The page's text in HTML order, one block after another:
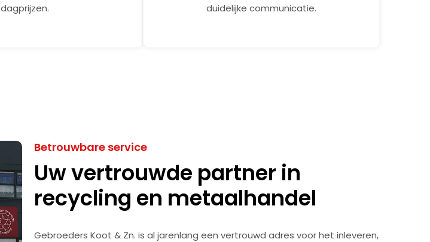
dagprijzen.
duidelijke communicatie.
Betrouwbare service
Uw vertrouwde partner in
recycling en metaalhandel
Gebroeders Koot & Zn. is al jarenlang een vertrouwd adres voor het inleveren,